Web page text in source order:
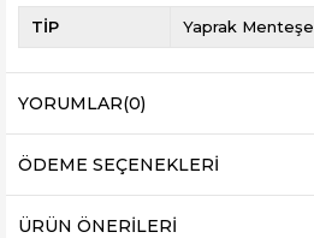
TİP Yaprak Menteşe
YORUMLAR(0)
ÖDEME SEÇENEKLERI
ÜRÜN ÖNERILERI